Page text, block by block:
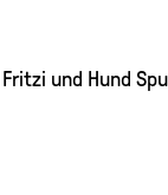
Fritzi und Hund